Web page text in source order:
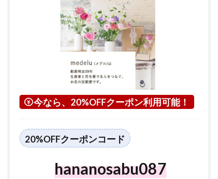
ひた
ちな
か市
につ
いて
今なら、20%OFFクーポン利用可能！
20%OFFクーポンコード
hananosabu087